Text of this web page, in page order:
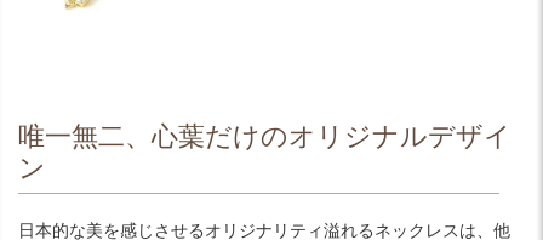
唯一無二、心葉だけのオリジナルデザイ
ン
日本的な美を感じさせるオリジナリティ溢れるネックレスは、他